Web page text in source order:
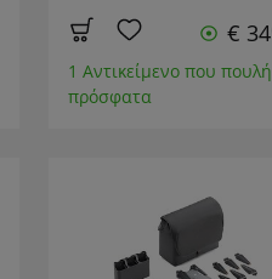
€
1 Αντικείμενο που
πρόσφατα